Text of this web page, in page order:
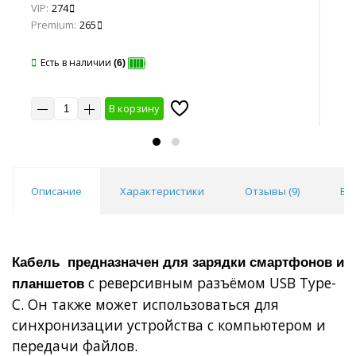
VIP: 274
Premium: 265
Есть в наличии (6)
В корзину
50 шт
Описание Характеристики Отзывы (9)
Кабель предназначен для зарядки смартфонов и
планшетов с реверсивным разъёмом USB Type-
C. Он также может использоваться для
синхронизации устройства с компьютером и
передачи файлов.